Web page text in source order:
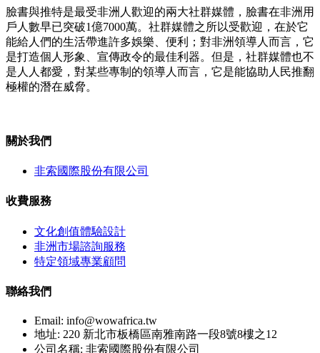
臉書與推特是最受非洲人歡迎的兩大社群媒體，臉書在非洲用
戶人數早已突破1億7000萬。社群媒體之所以受歡迎，在於它
能給人們的生活帶進許多娛樂、便利；對非洲領導人而言，它
是打造個人形象、宣傳政令的最佳利器。但是，社群媒體也不
是人人都愛，對某些專制的領導人而言，它是能協助人民推翻
極權的潛在威脅。
關於我們
非索國際股份有限公司
收費服務
文化創值體驗設計
非洲市場諮詢服務
特定領域專業顧問
聯絡我們
Email: info@wowafrica.tw
地址: 220 新北市板橋區南雅南路一段8號8樓之12
公司名稱: 非索國際股份有限公司